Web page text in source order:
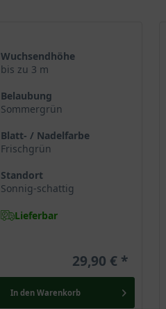
Wuchsendhöhe
bis zu 3 m
Belaubung
Sommergrün
Blatt- / Nadelfarbe
Frischgrün
Standort
Sonnig-schattig
Lieferbar
29,90 €
In den Warenkorb